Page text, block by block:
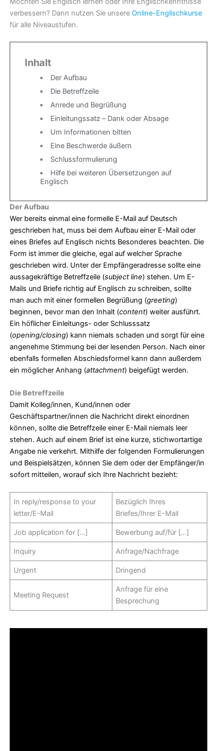
verbessern? Dann nutzen Sie unsere Online-Englischkurse
für alle Niveaustufen.
Inhalt
Der Aufbau
Die Betreffzeile
Anrede und Begrüßung
Einleitungssatz – Dank oder Absage
Um Informationen bitten
Eine Beschwerde äußern
Schlussformulierung
Hilfe bei weiteren Übersetzungen auf
Englisch
Der Aufbau
Wer bereits einmal eine formelle E-Mail auf Deutsch
geschrieben hat, muss bei dem Aufbau einer E-Mail oder
eines Briefes auf Englisch nichts Besonderes beachten. Die
Form ist immer die gleiche, egal auf welcher Sprache
geschrieben wird. Unter der Empfängeradresse sollte eine
aussagekräftige Betreffzeile (subject line) stehen. Um E-
Mails und Briefe richtig auf Englisch zu schreiben, sollte
man auch mit einer formellen Begrüßung (greeting)
beginnen, bevor man den Inhalt (content) weiter ausführt.
Ein höflicher Einleitungs- oder Schlusssatz
(opening/closing) kann niemals schaden und sorgt für eine
angenehme Stimmung bei der lesenden Person. Nach einer
ebenfalls formellen Abschiedsformel kann dann außerdem
ein möglicher Anhang (attachment) beigefügt werden.
Die Betreffzeile
Damit Kolleg/innen, Kund/innen oder
Geschäftspartner/innen die Nachricht direkt einordnen
können, sollte die Betreffzeile einer E-Mail niemals leer
stehen. Auch auf einem Brief ist eine kurze, stichwortartige
Angabe nie verkehrt. Mithilfe der folgenden Formulierungen
und Beispielsätzen, können Sie dem oder der Empfänger/in
sofort mitteilen, worauf sich Ihre Nachricht bezieht:
In reply/response to your
letter/E-Mail
Bezüglich Ihres
Briefes/Ihrer E-Mail
Job application for […] Bewerbung auf/für […]
Inquiry Anfrage/Nachfrage
Urgent Dringend
Meeting Request
Anfrage für eine
Besprechung